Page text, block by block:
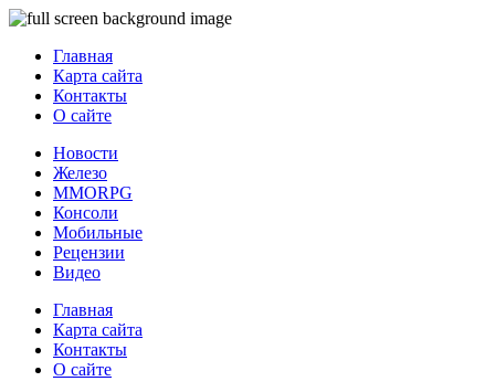
Главная
Карта сайта
Контакты
О сайте
Новости
Железо
MMORPG
Консоли
Мобильные
Рецензии
Видео
Главная
Карта сайта
Контакты
О сайте